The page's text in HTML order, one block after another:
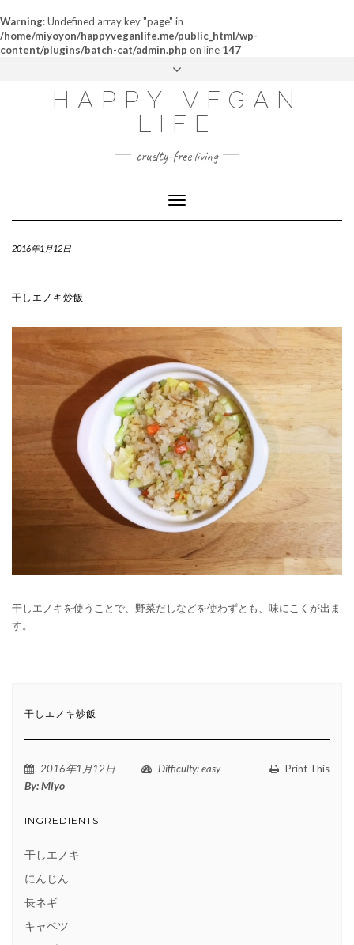
Warning: Undefined array key "page" in
/home/miyoyon/happyveganlife.me/public_html/wp-
content/plugins/batch-cat/admin.php on line 147
ABOUT
MY STORY
CONTACT
HAPPY VEGAN
LIFE
cruelty-free living
Toggle
Navigation
2016年1月12日
干しエノキ炒飯
干しエノキを使うことで、野菜だしなどを使わずとも、味にこくが出ま
す。
干しエノキ炒飯
2016年1月12日 Difficulty: easy Print This
By:Miyo
INGREDIENTS
干しエノキ
にんじん
長ネギ
キャベツ